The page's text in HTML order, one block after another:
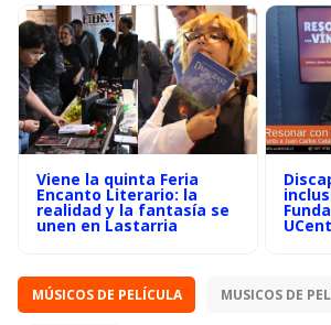
Viene la quinta Feria
Encanto Literario: la
realidad y la fantasía se
unen en Lastarria
MÚSICOS DE PELÍCULA MUSICOS DE